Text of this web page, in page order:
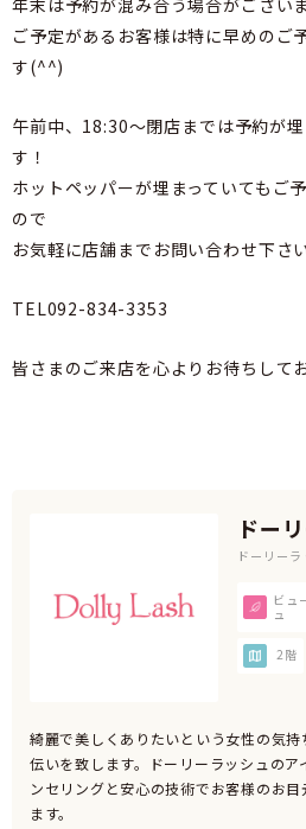
年末は予約が混み合う場合がござい
ご予定があるお客様は特に早めのご
す(^^)
午前中、18:30～閉店までは予約が
す！
ホットペッパーが埋まっていてもご
ので
お気軽に店舗までお問い合わせ下さ
TEL092-834-3353
皆さまのご来店を心よりお待ちし
ドー
ドーリー
ビュ
ュ
2階
綺麗で美しくありたいという女性の気
伝いを致します。ドーリーラッシュの
ンセリングと安心の技術でお客様のお
ます。